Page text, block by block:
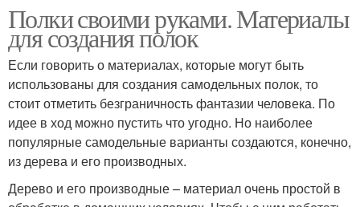
Полки своими руками. Материалы
для создания полок
Если говорить о материалах, которые могут быть
использованы для создания самодельных полок, то
стоит отметить безграничность фантазии человека. По
идее в ход можно пустить что угодно. Но наиболее
популярные самодельные варианты создаются, конечно,
из дерева и его производных.
Дерево и его производные – материал очень простой в